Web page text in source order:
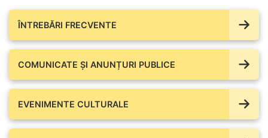
ÎNTREBĂRI FRECVENTE
COMUNICATE ŞI ANUNȚURI PUBLICE
EVENIMENTE CULTURALE